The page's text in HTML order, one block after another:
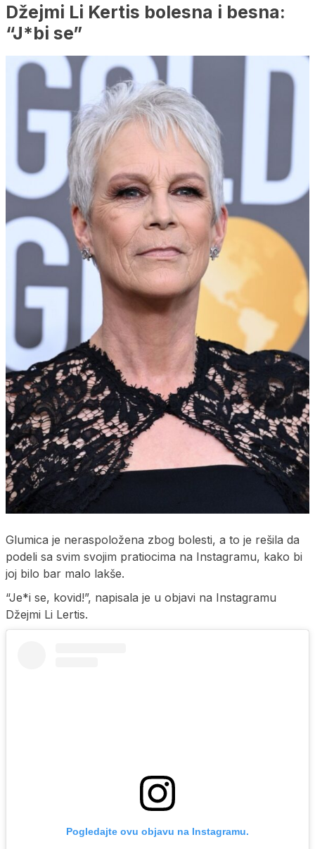
Džejmi Li Kertis bolesna i besna:
“J*bi se”
Glumica je neraspoložena zbog bolesti, a to je rešila da
podeli sa svim svojim pratiocima na Instagramu, kako bi
joj bilo bar malo lakše.
“Je*i se, kovid!”, napisala je u objavi na Instagramu
Džejmi Li Lertis.
Pogledajte ovu objavu na Instagramu.